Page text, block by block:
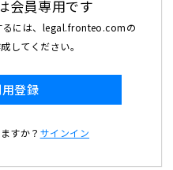
会員専用です
るには、legal.fronteo.comの
してください。
登録
すか？ サインイン